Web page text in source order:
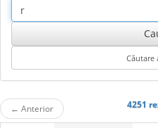
← Anterior 4251